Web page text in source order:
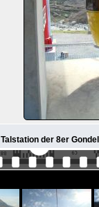
Talstation der 8er